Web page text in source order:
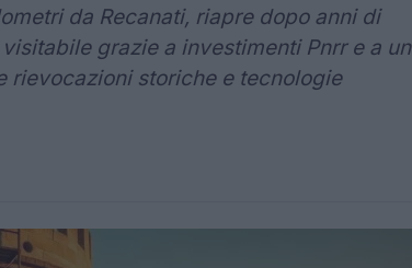
da Recanati, riapre dopo anni di
grazie a investimenti Pnrr e a un
rievocazioni storiche e tecnologie